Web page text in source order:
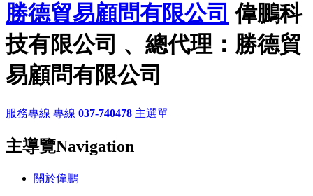
勝德貿易顧問有限公司 偉鵬科
技有限公司 、總代理：勝德貿
易顧問有限公司
服務專線 專線 037-740478 主選單
主導覽Navigation
關於偉鵬